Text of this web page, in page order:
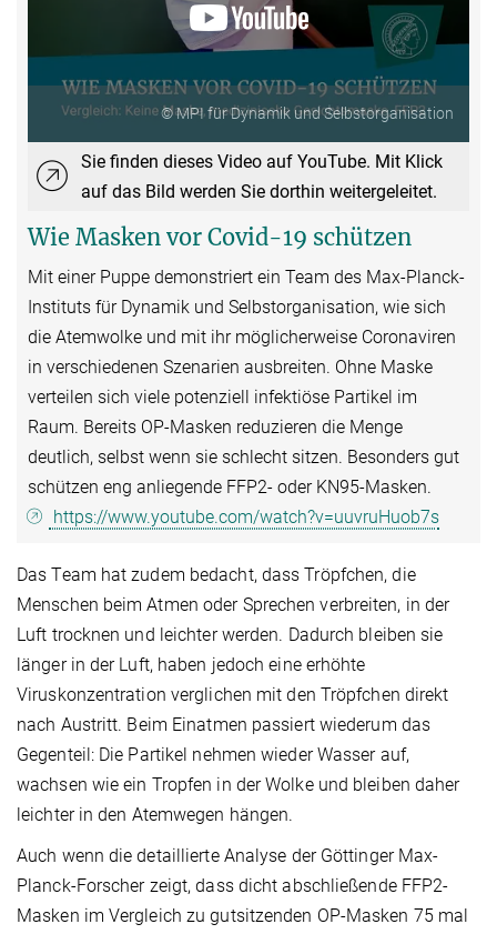
© MPI für Dynamik und Selbstorganisation
Sie finden dieses Video auf YouTube. Mit Klick
auf das Bild werden Sie dorthin weitergeleitet.
Wie Masken vor Covid-19 schützen
Mit einer Puppe demonstriert ein Team des Max-Planck-
Instituts für Dynamik und Selbstorganisation, wie sich
die Atemwolke und mit ihr möglicherweise Coronaviren
in verschiedenen Szenarien ausbreiten. Ohne Maske
verteilen sich viele potenziell infektiöse Partikel im
Raum. Bereits OP-Masken reduzieren die Menge
deutlich, selbst wenn sie schlecht sitzen. Besonders gut
schützen eng anliegende FFP2- oder KN95-Masken.
https://www.youtube.com/watch?v=uuvruHuob7s
Das Team hat zudem bedacht, dass Tröpfchen, die
Menschen beim Atmen oder Sprechen verbreiten, in der
Luft trocknen und leichter werden. Dadurch bleiben sie
länger in der Luft, haben jedoch eine erhöhte
Viruskonzentration verglichen mit den Tröpfchen direkt
nach Austritt. Beim Einatmen passiert wiederum das
Gegenteil: Die Partikel nehmen wieder Wasser auf,
wachsen wie ein Tropfen in der Wolke und bleiben daher
leichter in den Atemwegen hängen.
Auch wenn die detaillierte Analyse der Göttinger Max-
Planck-Forscher zeigt, dass dicht abschließende FFP2-
Masken im Vergleich zu gutsitzenden OP-Masken 75 mal